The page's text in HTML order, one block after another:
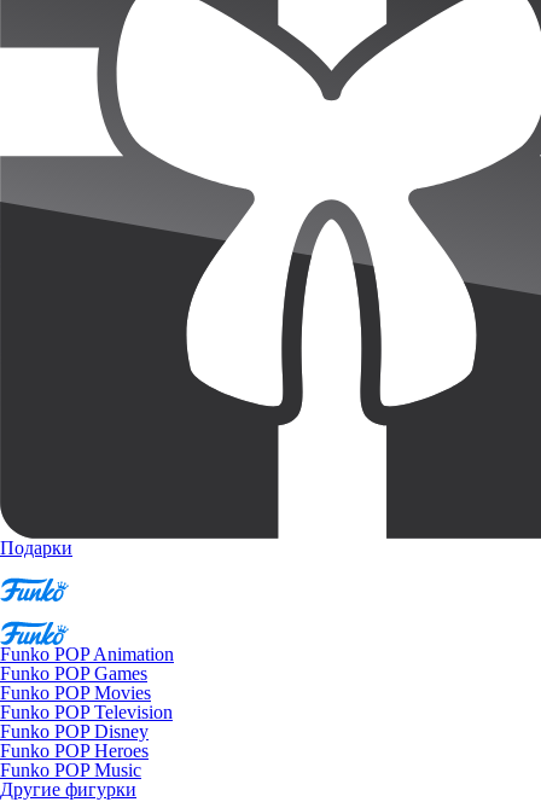
Подарки
Funko POP Animation
Funko POP Games
Funko POP Movies
Funko POP Television
Funko POP Disney
Funko POP Heroes
Funko POP Music
Другие фигурки